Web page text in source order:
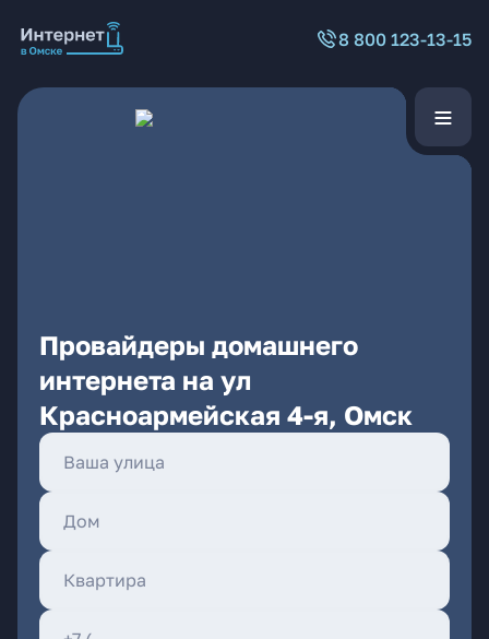
8 800 123-13-15
Провайдеры домашнего
интернета на ул
Красноармейская 4-я, Омск